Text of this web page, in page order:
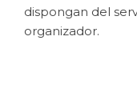
dispongan del
organizador.